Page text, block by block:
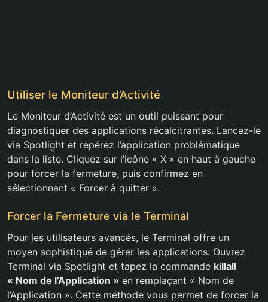
Utiliser le Moniteur d’Activité
Le Moniteur d’Activité est un outil puissant pour
diagnostiquer des applications récalcitrantes. Lancez-le
via Spotlight et repérez l’application problématique
dans la liste. Cliquez sur l’icône « X » en haut à gauche
pour forcer la fermeture, puis confirmez en
sélectionnant « Forcer à quitter ».
Forcer la Fermeture via le Terminal
Pour les utilisateurs avancés, le Terminal offre un
moyen sophistiqué de gérer les applications. Ouvrez
Terminal via Spotlight et tapez la commande killall
« Nom de l’Application » en remplaçant « Nom de
l’Application ». Cette méthode vous permet de forcer la